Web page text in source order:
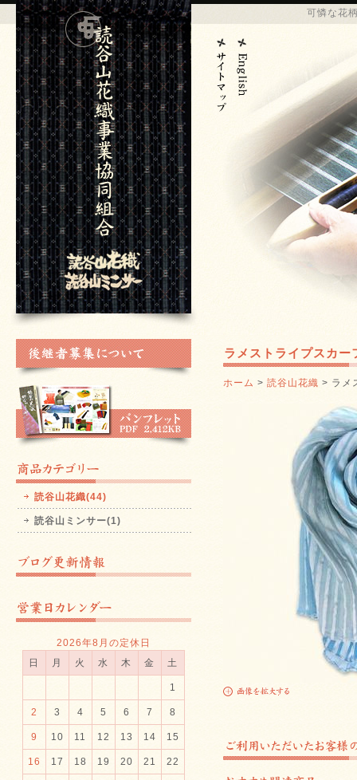
可憐な花
ラメストライプスカー
ホーム > 読谷山花織 > ラメ
読谷山花織(44)
読谷山ミンサー(1)
2026年8月の定休日
日
月 火 水 木 金 土
1
2 3 4 5 6 7 8
9 10 11 12 13 14 15
16 17 18 19 20 21 22